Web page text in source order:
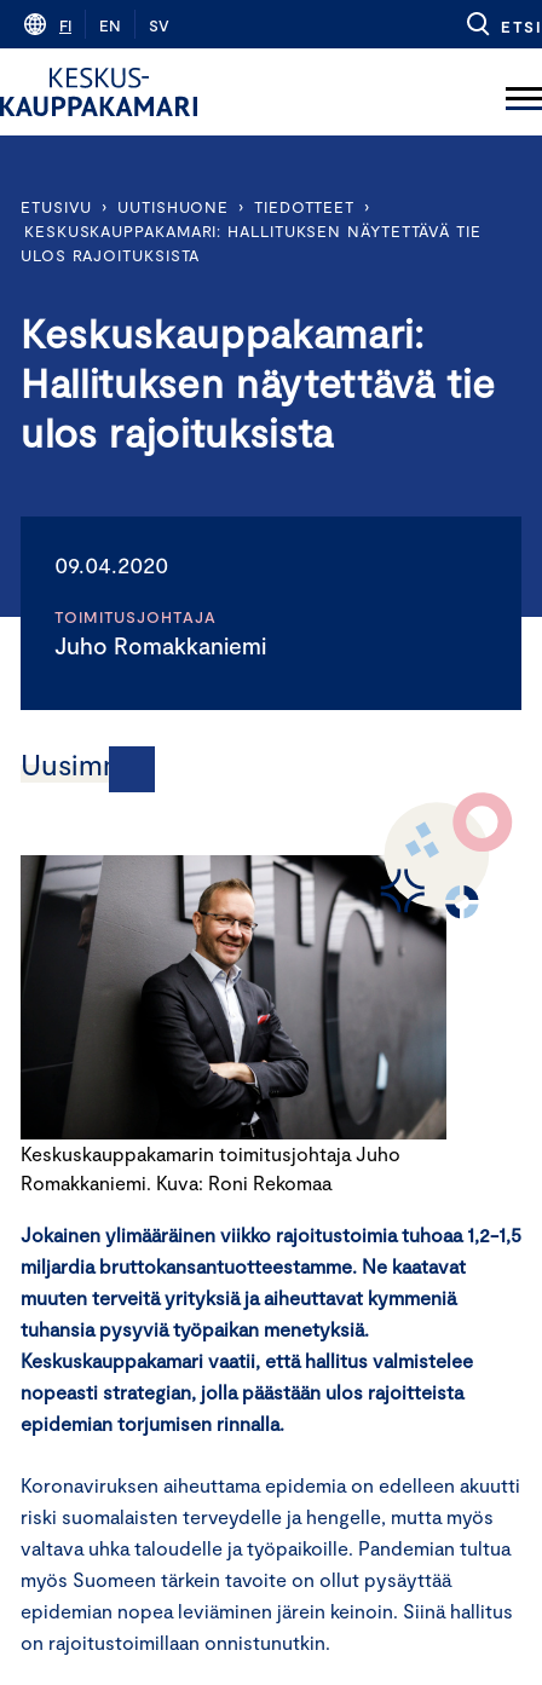
Skip
content
FI EN SV ETSI
ETUSIVU › UUTISHUONE › TIEDOTTEET
›
KESKUSKAUPPAKAMARI: HALLITUKSEN NÄYTETTÄVÄ TIE
ULOS RAJOITUKSISTA
Keskuskauppakamari:
Hallituksen näytettävä tie
ulos rajoituksista
09.04.2020
TOIMITUSJOHTAJA
Juho Romakkaniemi
Uusimmat
Keskuskauppakamarin toimitusjohtaja Juho
Romakkaniemi. Kuva: Roni Rekomaa
Jokainen ylimääräinen viikko rajoitustoimia tuhoaa 1,2-1,5
miljardia bruttokansantuotteestamme. Ne kaatavat
muuten terveitä yrityksiä ja aiheuttavat kymmeniä
tuhansia pysyviä työpaikan menetyksiä.
Keskuskauppakamari vaatii, että hallitus valmistelee
nopeasti strategian, jolla päästään ulos rajoitteista
epidemian torjumisen rinnalla.
Koronaviruksen aiheuttama epidemia on edelleen akuutti
riski suomalaisten terveydelle ja hengelle, mutta myös
valtava uhka taloudelle ja työpaikoille. Pandemian tultua
myös Suomeen tärkein tavoite on ollut pysäyttää
epidemian nopea leviäminen järein keinoin. Siinä hallitus
on rajoitustoimillaan onnistunutkin.